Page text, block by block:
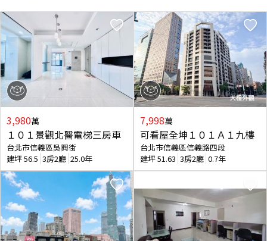
3,980萬
１０１景觀北醫電梯三房車
台北市信義區吳興街
建坪56.5 3房2廳 25.0年
7,998萬
可看屋全坤１０１Ａ１九樓
台北市信義區信義路四段
建坪51.63 3房2廳 0.7年